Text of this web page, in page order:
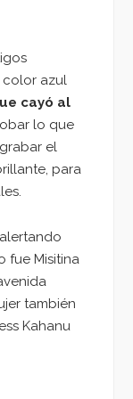
color azul
cayó al
lo que
el
para
fue Misitina
también
Kahanu